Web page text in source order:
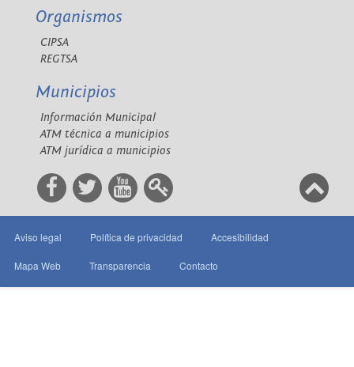
Organismos
CIPSA
REGTSA
Municipios
Información Municipal
ATM técnica a municipios
ATM jurídica a municipios
Aviso legal Política de privacidad Accesibilidad
Mapa Web Transparencia Contacto